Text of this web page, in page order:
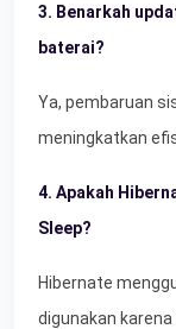
3. Benarkah
baterai?
Ya, pembaruan
meningkatkan
4. Apakah
Sleep?
Hibernate
digunakan karena